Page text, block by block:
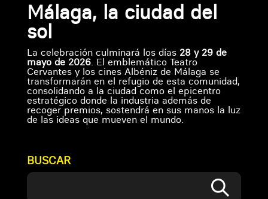
Málaga, la ciudad del
sol
La celebración culminará los días 28 y 29 de
mayo de 2026. El emblemático Teatro
Cervantes y los cines Albéniz de Málaga se
transformarán en el refugio de esta comunidad,
consolidando a la ciudad como el epicentro
estratégico donde la industria además de
recoger premios, sostendrá en sus manos la luz
de las ideas que mueven el mundo.
BUSCAR